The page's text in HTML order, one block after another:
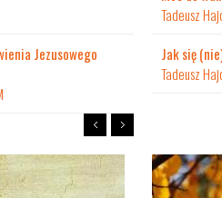
Jezusowego
Tadeusz
Jak się
Tadeusz